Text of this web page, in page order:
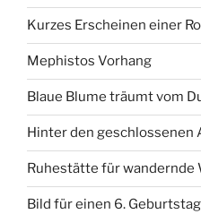
Kurzes Erscheinen einer
Mephistos Vorhang
Blaue Blume träumt vom
Hinter den geschlossenen
Ruhestätte für wandernde
Bild für einen 6. Geburtstag